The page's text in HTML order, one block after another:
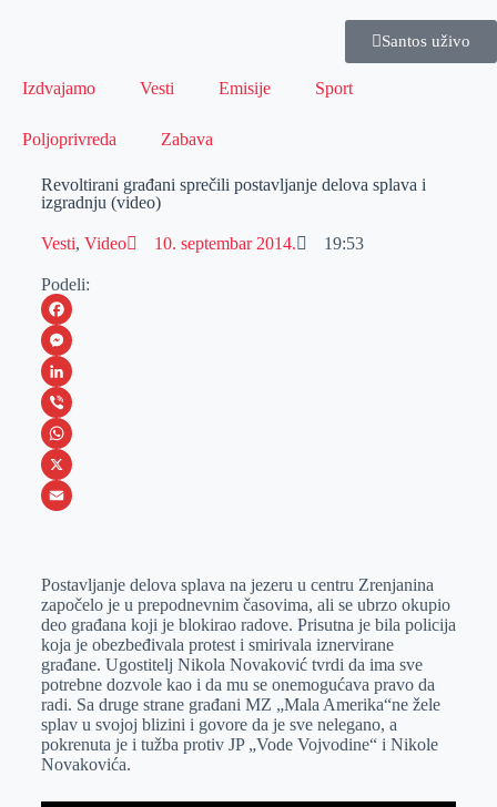
Santos uživo
Izdvajamo Vesti Emisije Sport
Poljoprivreda Zabava
Revoltirani građani sprečili postavljanje delova splava i
izgradnju (video)
Vesti, Video 10. septembar 2014. 19:53
Podeli:
F
a
c
e
b
o
M
e
s
s
e
e
r
L
i
n
k
I
n
V
i
b
W
h
s
A
p
p
X
a
i
l
Postavljanje delova splava na jezeru u centru Zrenjanina
započelo je u prepodnevnim časovima, ali se ubrzo okupio
deo građana koji je blokirao radove. Prisutna je bila policija
koja je obezbeđivala protest i smirivala iznervirane
građane. Ugostitelj Nikola Novaković tvrdi da ima sve
potrebne dozvole kao i da mu se onemogućava pravo da
radi. Sa druge strane građani MZ „Mala Amerika“ne žele
splav u svojoj blizini i govore da je sve nelegano, a
pokrenuta je i tužba protiv JP „Vode Vojvodine“ i Nikole
Novakovića.